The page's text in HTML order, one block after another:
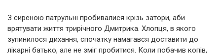
З сиреною патрульні пробивалися крізь затори, аби
врятувати життя трирічного Дмитрика. Хлопця, в якого
зупинилося дихання, спочатку намагався доставити до
лікарні батько, але не зміг пробитися. Коли побачив копів,